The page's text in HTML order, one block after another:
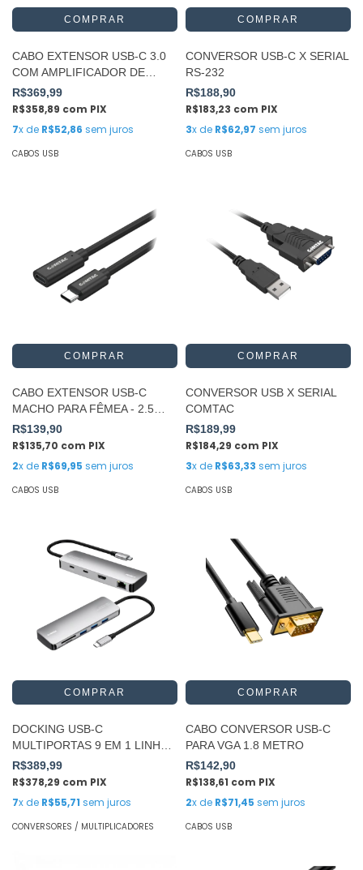
CABO EXTENSOR USB-C 3.0
COM AMPLIFICADOR DE
SINAL ATIVO 5 METROS
R$369,99
R$358,89 com PIX
7x de R$52,86 sem juros
CABOS USB
CONVERSOR USB-C X SERIAL
RS-232
R$188,90
R$183,23 com PIX
3x de R$62,97 sem juros
CABOS USB
CABO EXTENSOR USB-C
MACHO PARA FÊMEA - 2.5
METROS
R$139,90
R$135,70 com PIX
2x de R$69,95 sem juros
CABOS USB
CONVERSOR USB X SERIAL
COMTAC
R$189,99
R$184,29 com PIX
3x de R$63,33 sem juros
CABOS USB
DOCKING USB-C
MULTIPORTAS 9 EM 1 LINHA
ALUMINIUM COMTAC
R$389,99
R$378,29 com PIX
7x de R$55,71 sem juros
CONVERSORES / MULTIPLICADORES
CABO CONVERSOR USB-C
PARA VGA 1.8 METRO
R$142,90
R$138,61 com PIX
2x de R$71,45 sem juros
CABOS USB